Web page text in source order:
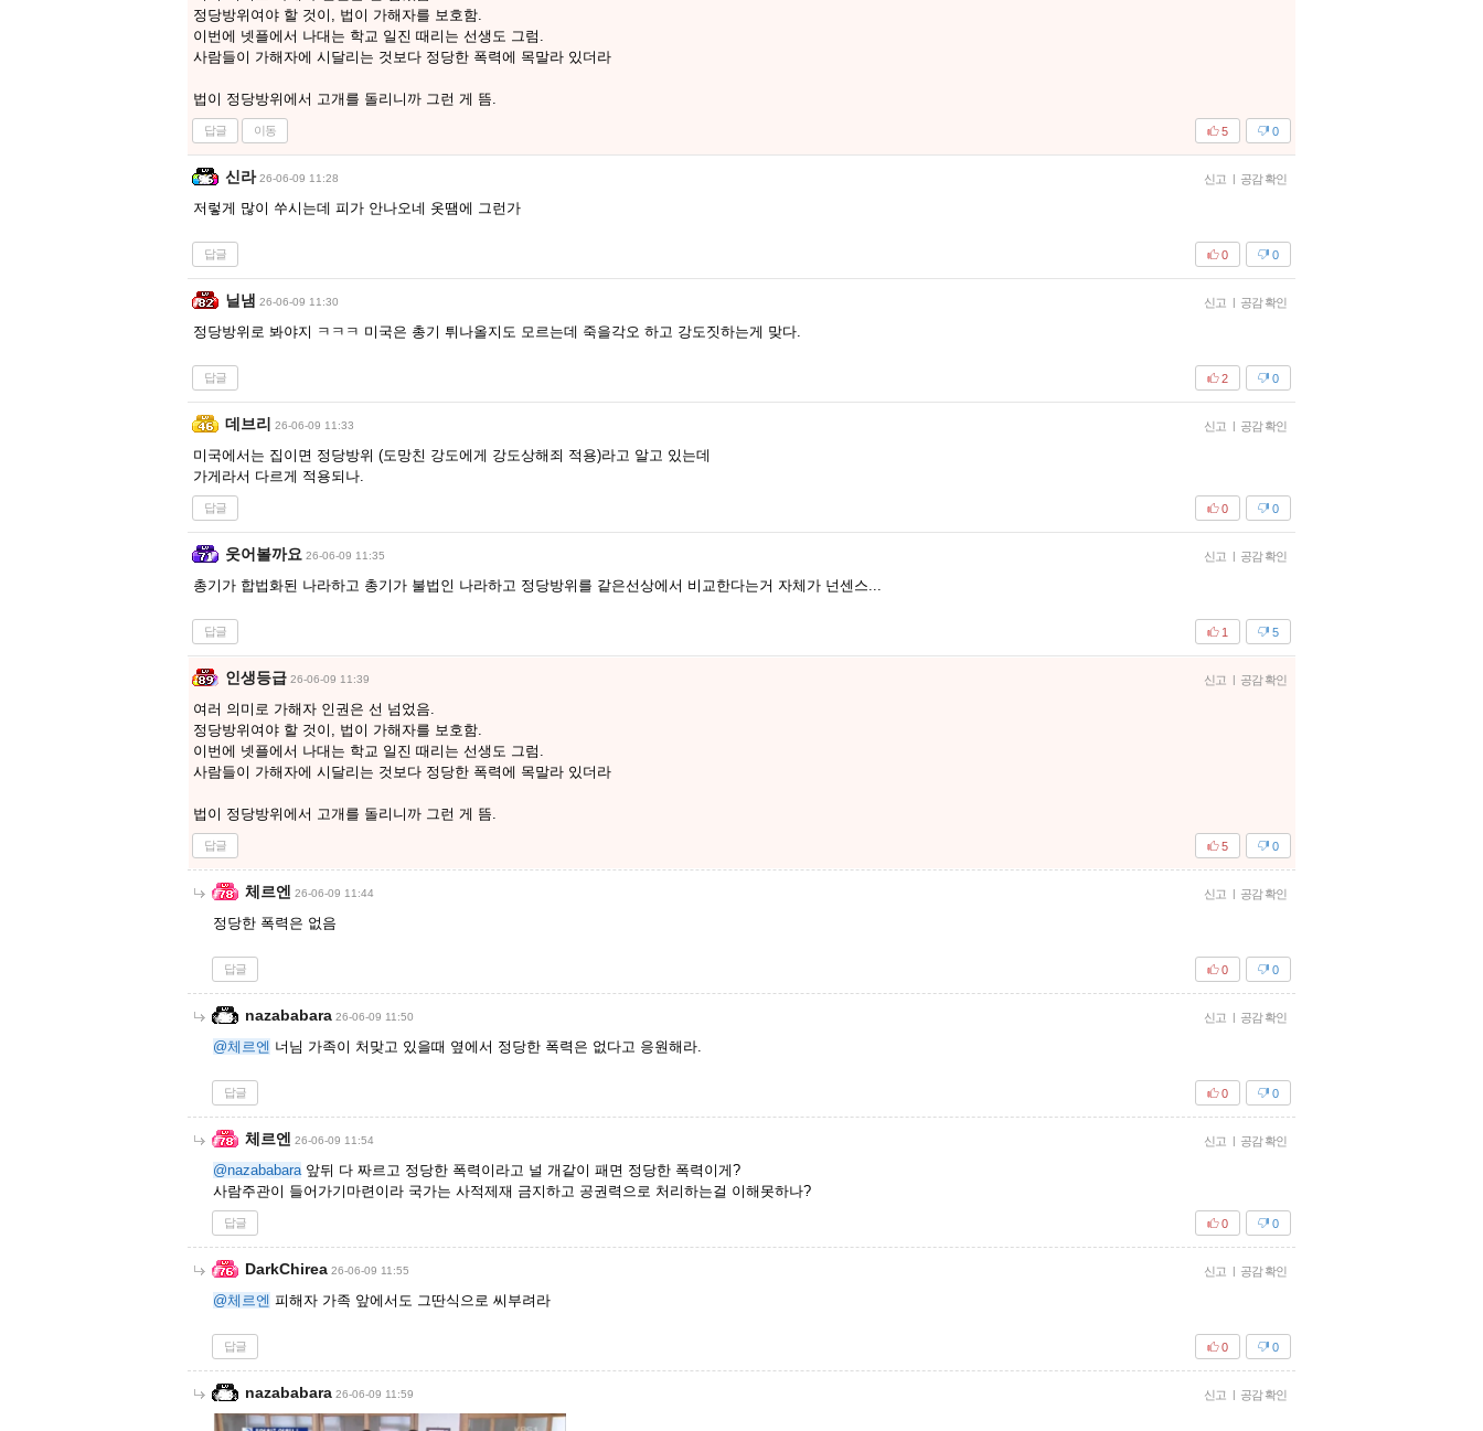
정당방위여야 할 것이, 법이 가해자를 보호함.
이번에 넷플에서 나대는 학교 일진 때리는 선생도 그럼.
사람들이 가해자에 시달리는 것보다 정당한 폭력에 목말라 있더라
법이 정당방위에서 고개를 돌리니까 그런 게 뜸.
답글 이동 0
5
신라 26-06-09 11:28 신고 | 공감 확인
저렇게 많이 쑤시는데 피가 안나오네 옷땜에 그런가
답글 0
0
닐냄 26-06-09 11:30 신고 | 공감 확인
정당방위로 봐야지 ㅋㅋㅋ 미국은 총기 튀나올지도 모르는데 죽을각오 하고 강도짓하는게 맞다.
답글 0
2
데브리 26-06-09 11:33 신고 | 공감 확인
미국에서는 집이면 정당방위 (도망친 강도에게 강도상해죄 적용)라고 알고 있는데
가게라서 다르게 적용되나.
답글 0
0
웃어볼까요 26-06-09 11:35 신고 | 공감 확인
총기가 합법화된 나라하고 총기가 불법인 나라하고 정당방위를 같은선상에서 비교한다는거 자체가 넌센스...
답글 5
1
인생등급 26-06-09 11:39 신고 | 공감 확인
여러 의미로 가해자 인권은 선 넘었음.
정당방위여야 할 것이, 법이 가해자를 보호함.
이번에 넷플에서 나대는 학교 일진 때리는 선생도 그럼.
사람들이 가해자에 시달리는 것보다 정당한 폭력에 목말라 있더라
법이 정당방위에서 고개를 돌리니까 그런 게 뜸.
답글 0
5
체르엔 26-06-09 11:44 신고 | 공감 확인
정당한 폭력은 없음
답글 0
0
nazababara 26-06-09 11:50 신고 | 공감 확인
@체르엔 너님 가족이 처맞고 있을때 옆에서 정당한 폭력은 없다고 응원해라.
답글 0
0
체르엔 26-06-09 11:54 신고 | 공감 확인
@nazababara앞뒤 다 짜르고 정당한 폭력이라고 널 개같이 패면 정당한 폭력이게?
사람주관이 들어가기마련이라 국가는 사적제재 금지하고 공권력으로 처리하는걸 이해못하나?
답글 0
0
DarkChirea 26-06-09 11:55 신고 | 공감 확인
@체르엔 피해자 가족 앞에서도 그딴식으로 씨부려라
답글 0
0
nazababara 26-06-09 11:59 신고 | 공감 확인